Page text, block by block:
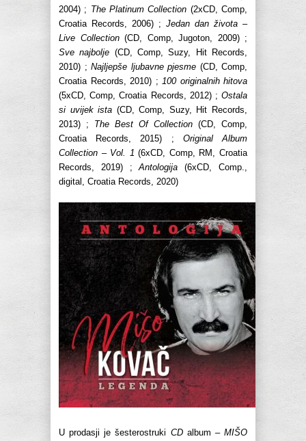
2004) ; The Platinum Collection (2xCD, Comp,
Croatia Records, 2006) ; Jedan dan života –
Live Collection(CD, Comp, Jugoton, 2009) ;
Sve najbolje (CD, Comp, Suzy, Hit Records,
2010) ; Najljepše ljubavne pjesme (CD, Comp,
Croatia Records, 2010) ; 100 originalnih hitova
(5xCD, Comp, Croatia Records, 2012) ; Ostala
si uvijek ista (CD, Comp, Suzy, Hit Records,
2013) ; The Best Of Collection (CD, Comp,
Croatia Records, 2015) ; Original Album
Collection – Vol. 1 (6xCD, Comp, RM, Croatia
Records, 2019) ;Antologija (6xCD, Comp.,
digital, Croatia Records, 2020)
U prodasji je šesterostruki CDalbum –MIŠO